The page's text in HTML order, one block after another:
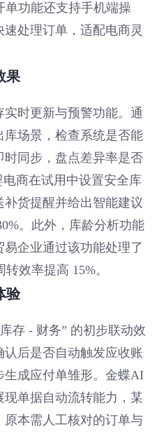
功能还支持手机端操
处理订单，适配电商灵
果
时更新与预警功能。通
场景，检查系统是否能
同步，盘点差异率是否
商在试用中设置安全库
货提醒并给出智能建议
。此外，库龄分析功能
企业通过该功能处理了
效率提高 15%。
验
存 - 财务” 的初步联动效
后是否自动触发应收账
生成应付单雏形。金蝶AI
单据自动流转能力，某
本需人工核对的订单与